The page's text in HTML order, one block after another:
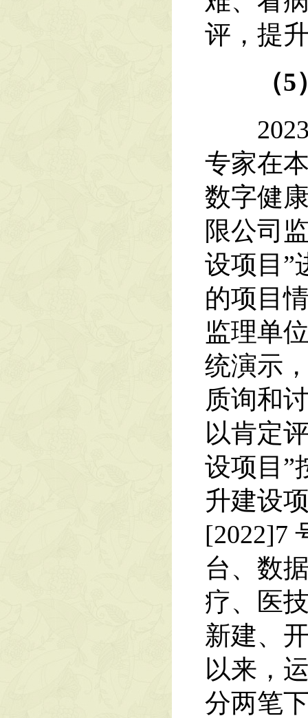
评，提
（
2023
专家在
数字健
限公司
设项目”
的项目
监理单
统演示
质询和
以肯定
设项目”
升建设
[2022]7
台、数
疗、医
新建、
以来，
分两笔